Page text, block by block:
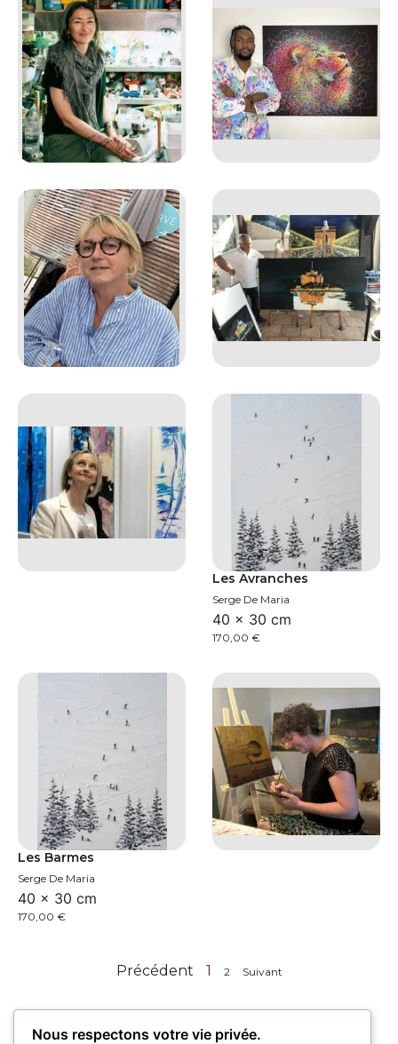
Les Avranches
Serge De Maria
40 × 30 cm
170,00 €
Les Barmes
Serge De Maria
40 × 30 cm
170,00 €
Précédent 1 2 Suivant
Nous respectons votre vie privée.